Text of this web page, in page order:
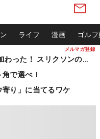
メルマガ登録
ライフ 漫画 ゴル
『4』が消え『R』が加わった！ スリクソンの新作
で選べ！
り」に当てるワケ